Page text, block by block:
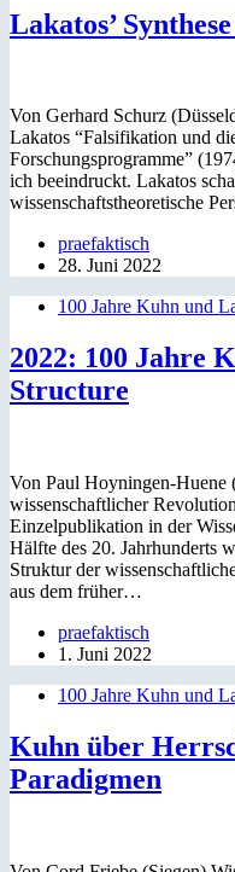
Lakatos’
Von Gerhard Schurz
Lakatos “Falsifikation und
Forschungsprogramme”
ich beeindruckt. Lakatos
wissenschaftstheoretische
praefaktisch
28. Juni 2022
100 Jahre Kuhn und
2022: 100 Jahre
Structure
Von Paul Hoyningen-
wissenschaftlicher
Einzelpublikation in der
Hälfte des 20. Jahrhunderts
Struktur der
aus dem früher…
praefaktisch
1. Juni 2022
100 Jahre Kuhn und
Kuhn über
Paradigmen